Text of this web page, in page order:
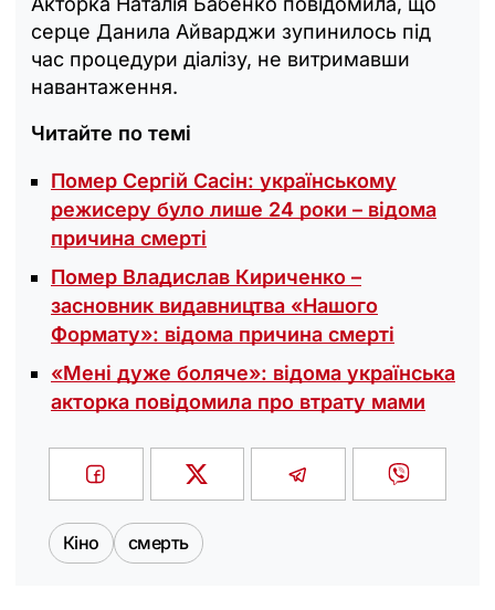
серце Данила Айварджи зупинилось під
час процедури діалізу, не витримавши
навантаження.
Читайте по темі
Помер Сергій Сасін: українському
режисеру було лише 24 роки – відома
причина смерті
Помер Владислав Кириченко –
засновник видавництва «Нашого
Формату»: відома причина смерті
«Мені дуже боляче»: відома українська
акторка повідомила про втрату мами
Кіно смерть